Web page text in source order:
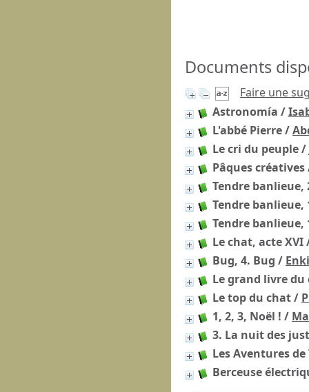
Documents
Faire une
Astronomía /
L'abbé Pierre/
Le cri du peuple/
Pâques créatives
Tendre banlieue,
Tendre banlieue,
Tendre banlieue,
Le chat, acte XVI
Bug, 4. Bug /
Le grand livre du
Le top du chat/
1, 2, 3, Noël ! /
3. La nuit des
Les Aventures
Berceuse